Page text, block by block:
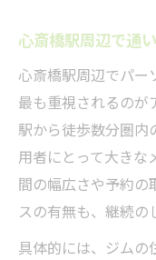
心斎橋駅周辺で通
心斎橋駅周辺でパー
最も重視されるのが
駅から徒歩数分圏内
用者にとって大きな
間の幅広さや予約の
スの有無も、継続の
具体的には、ジムの